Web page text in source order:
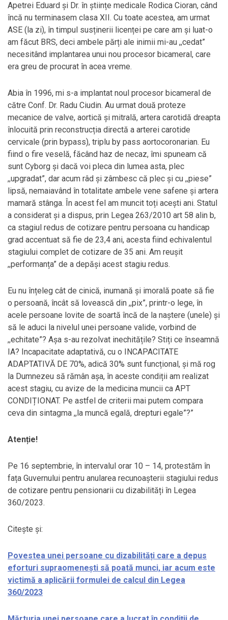
Apetrei Eduard și Dr. în științe medicale Rodica Cioran, când
încă nu terminasem clasa XII. Cu toate acestea, am urmat
ASE (la zi), în timpul susținerii licenței pe care am și luat-o
am făcut BRS, deci ambele părți ale inimii mi-au ,,cedat”
necesitând implantarea unui nou procesor bicameral, care
era greu de procurat în acea vreme.
Abia în 1996, mi s-a implantat noul procesor bicameral de
către Conf. Dr. Radu Ciudin. Au urmat două proteze
mecanice de valve, aortică și mitrală, artera carotidă dreapta
înlocuită prin reconstrucția directă a arterei carotide
cervicale (prin bypass), triplu by pass aortocoronarian. Eu
fiind o fire veselă, făcând haz de necaz, îmi spuneam că
sunt Cyborg și dacă voi pleca din lumea asta, plec
,,upgradat”, dar acum râd și zâmbesc că plec și cu ,,piese”
lipsă, nemaiavând în totalitate ambele vene safene și artera
mamară stânga. În acest fel am muncit toți acești ani. Statul
a considerat și a dispus, prin Legea 263/2010 art 58 alin b,
ca stagiul redus de cotizare pentru persoana cu handicap
grad accentuat să fie de 23,4 ani, acesta fiind echivalentul
stagiului complet de cotizare de 35 ani. Am reușit
,,performanța” de a depăși acest stagiu redus.
Eu nu înțeleg cât de cinică, inumană și imorală poate să fie
o persoană, încât să lovească din ,,pix”, printr-o lege, în
acele persoane lovite de soartă încă de la naștere (unele) și
să le aduci la nivelul unei persoane valide, vorbind de
,,echitate”? Așa s-au rezolvat inechitățile? Stiți ce înseamnă
IA? Incapacitate adaptativă, cu o INCAPACITATE
ADAPTATIVĂ DE 70%, adică 30% sunt funcțional, și mă rog
la Dumnezeu să rămân așa, în aceste condiții am realizat
acest stagiu, cu avize de la medicina muncii ca APT
CONDIȚIONAT. Pe astfel de criterii mai putem compara
ceva din sintagma ,,la muncă egală, drepturi egale”?”
Atenție!
Pe 16 septembrie, în intervalul orar 10 – 14, protestăm în
fața Guvernului pentru anularea recunoașterii stagiului redus
de cotizare pentru pensionarii cu dizabilități în Legea
360/2023.
Citește și:
Povestea unei persoane cu dizabilități care a depus
eforturi supraomenești să poată munci, iar acum este
victimă a aplicării formulei de calcul din Legea
360/2023